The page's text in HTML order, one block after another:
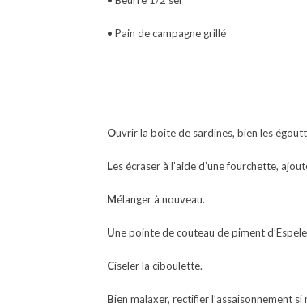
• Pain de campagne grillé
Ouvrir la boîte de sardines, bien les
Les écraser à l’aide d’une fourchette,
Mélanger à nouveau.
Une pointe de couteau de piment
Ciseler la ciboulette.
Bien malaxer, rectifier l’assaisonnement si